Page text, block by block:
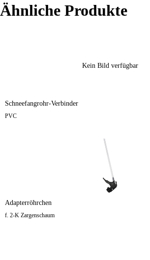
Ähnliche Produkte
Kein Bild verfügbar
Schneefangrohr-Verbinder
PVC
Adapterröhrchen
f. 2-K Zargenschaum